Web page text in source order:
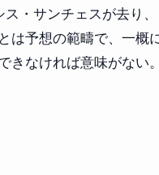
・サンチェスが去り
は予想の範疇で、一概
なければ意味がない。